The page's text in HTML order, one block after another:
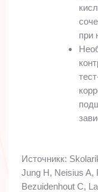
при
Источникк:
Jung H, Neisius A,
Bezuidenhout C,